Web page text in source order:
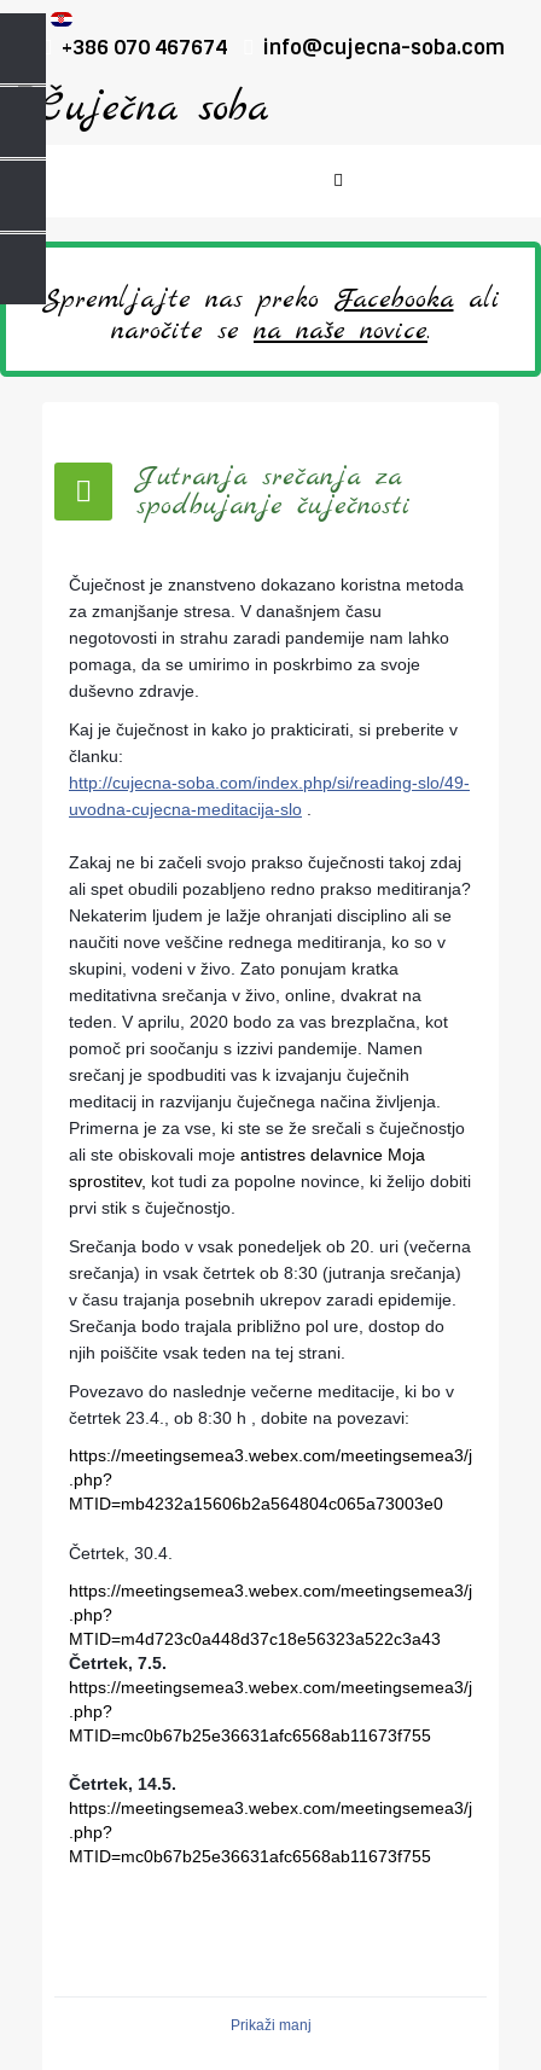
+386 070 467674 info@cujecna-soba.com
Spremljajte nas preko Facebookaali
naročite se na naše novice.
Jutranja srečanja za
spodbujanje čuječnosti
Čuječnost je znanstveno dokazano koristna metoda
za zmanjšanje stresa. V današnjem času
negotovosti in strahu zaradi pandemije nam lahko
pomaga, da se umirimo in poskrbimo za svoje
duševno zdravje.
Kaj je čuječnost in kako jo prakticirati, si preberite v
članku:
http://cujecna-soba.com/index.php/si/reading-slo/49-
uvodna-cujecna-meditacija-slo
Zakaj ne bi začeli svojo prakso čuječnosti takoj zdaj
ali spet obudili pozabljeno redno prakso meditiranja?
Nekaterim ljudem je lažje ohranjati disciplino ali se
naučiti nove veščine rednega meditiranja, ko so v
skupini, vodeni v živo. Zato ponujam kratka
meditativna srečanja v živo, online, dvakrat na
teden. V aprilu, 2020 bodo za vas brezplačna, kot
pomoč pri soočanju s izzivi pandemije. Namen
srečanj je spodbuditi vas k izvajanju čuječnih
meditacij in razvijanju čuječnega načina življenja.
Primerna je za vse, ki ste se že srečali s čuječnostjo
ali ste obiskovali moje antistres delavnice Moja
sprostitev, kot tudi za popolne novince, ki želijo dobiti
prvi stik s čuječnostjo.
Srečanja bodo v vsak ponedeljek ob 20. uri (večerna
srečanja) in vsak četrtek ob 8:30 (jutranja srečanja)
v času trajanja posebnih ukrepov zaradi epidemije.
Srečanja bodo trajala približno pol ure, dostop do
njih poiščite vsak teden na tej strani.
Povezavo do naslednje večerne meditacije, ki bo v
četrtek 23.4., ob 8:30 h , dobite na povezavi:
https://meetingsemea3.webex.com/meetingsemea3/j
.php?
MTID=mb4232a15606b2a564804c065a73003e0
Četrtek, 30.4.
https://meetingsemea3.webex.com/meetingsemea3/j
.php?
MTID=m4d723c0a448d37c18e56323a522c3a43
Četrtek, 7.5.
https://meetingsemea3.webex.com/meetingsemea3/j
.php?
MTID=mc0b67b25e36631afc6568ab11673f755
Četrtek, 14.5.
https://meetingsemea3.webex.com/meetingsemea3/j
.php?
MTID=mc0b67b25e36631afc6568ab11673f755
Prikaži manj